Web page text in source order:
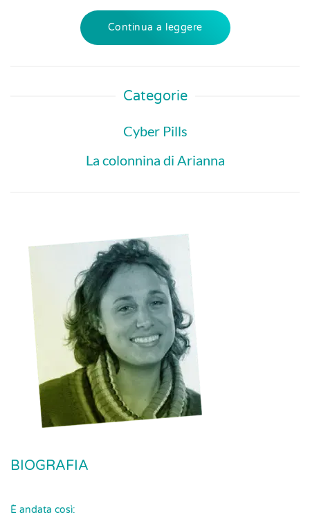
Continua a leggere
Categorie
Cyber Pills
La colonnina di Arianna
BIOGRAFIA
È andata così: